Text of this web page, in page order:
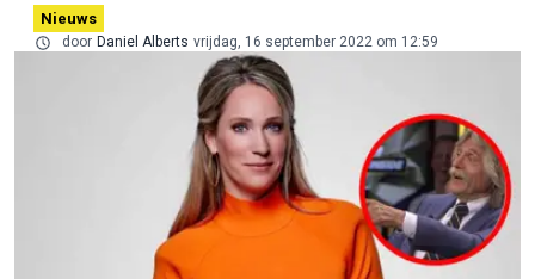
Nieuws
door Daniel Alberts vrijdag, 16 september 2022 om 12:59